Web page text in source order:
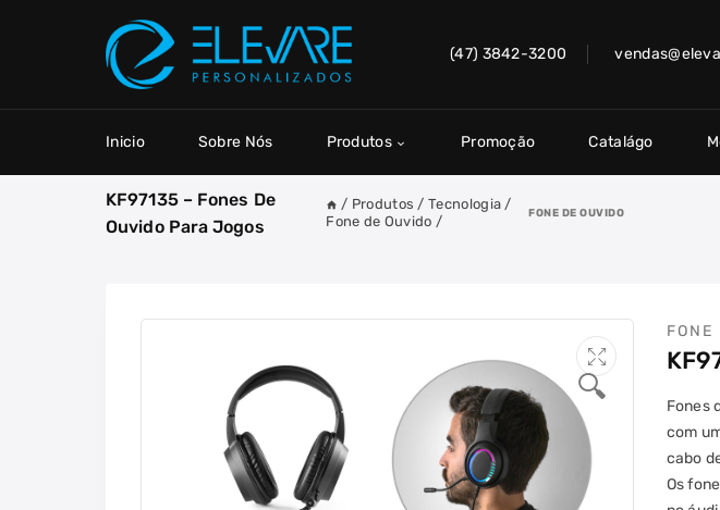
(47) 3842-3200
Inicio Sobre Nós Produtos Promoção Catalágo
KF97135 – Fones De
Ouvido Para Jogos
/ Produtos / Tecnologia /
Fone de Ouvido /
FONE DE OUVIDO
🔍
FONE
Fones
com
cabo
Os